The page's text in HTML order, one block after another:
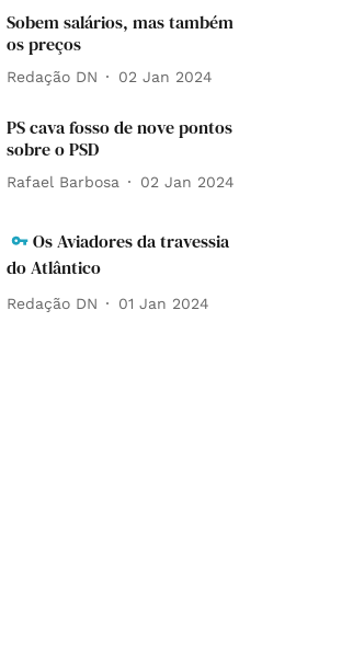
Sobem salários, mas também
os preços
Redação DN 02 Jan 2024
PS cava fosso de nove pontos
sobre o PSD
Rafael Barbosa 02 Jan 2024
Os Aviadores da travessia
do Atlântico
Redação DN 01 Jan 2024